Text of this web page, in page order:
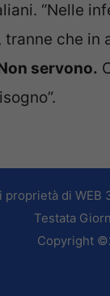
“Nelle
che in
servono.
di WEB
Testata
Copyright